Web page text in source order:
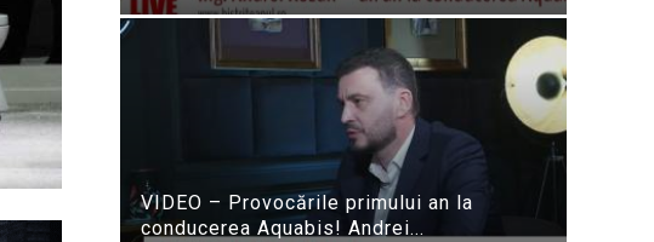
VIDEO – Provocările primului an la
conducerea Aquabis! Andrei...